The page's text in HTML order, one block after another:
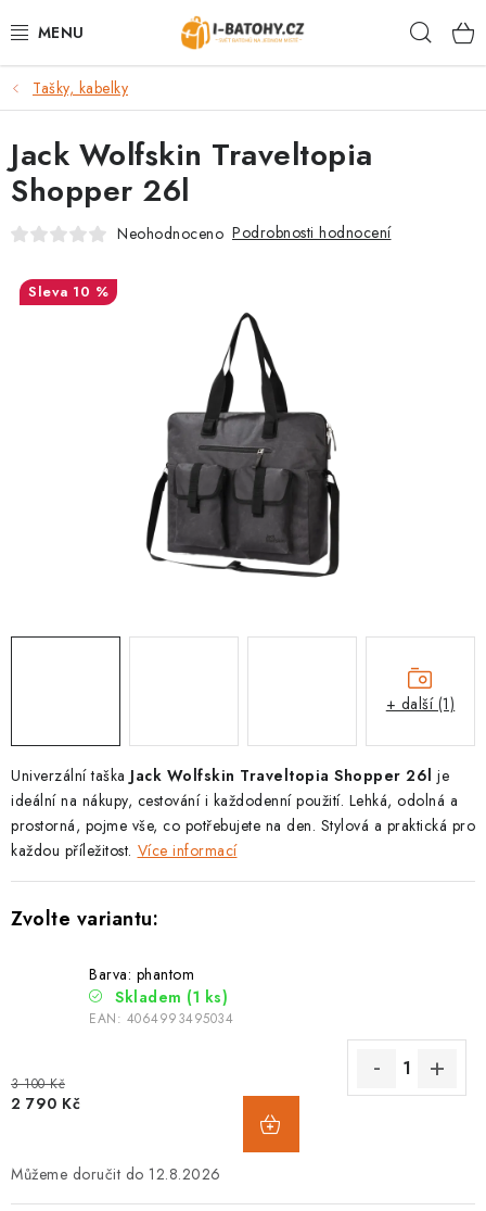
na
VÝPRODEJ %
BATOHY
TAŠKY, KABELKY
DOPLŇKY A PŘÍSLUŠENSTVÍ
O nás
Blog
Tašky, kabelky
Univerzální taška Jack Wolfskin Traveltopia Shopper 26l je
ideální na nákupy, cestování i každodenní použití. Lehká, odolná a
prostorná, pojme vše, co potřebujete na den. Stylová a praktická pro
každou příležitost. Více informací
Barva: phantom
Skladem (1 ks)
EAN: 4064993495034
3 100 Kč
2 790 Kč
12.8.2026
Jack Wolfskin Traveltopia
Shopper 26l
Neohodnoceno Podrobnosti hodnocení
10 %
+ další (1)